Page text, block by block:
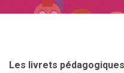
Les livrets pédagogiques